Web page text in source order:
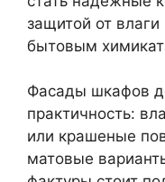
защитой от
бытовым
Фасады шкафов
практичность:
или крашеные
матовые